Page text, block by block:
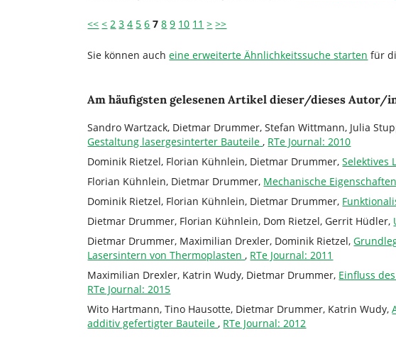
<< < 2 3 4 5 6 7 8 9 10 11 > >>
Sie können aucheine erweiterte Ähnlichkeitssuche starten für
Am häufigsten gelesenen Artikel dieser/dieses Autor/
Sandro Wartzack, Dietmar Drummer, Stefan Wittmann, Julia
Gestaltung lasergesinterter Bauteile, RTe Journal: 2010
Dominik Rietzel, Florian Kühnlein, Dietmar Drummer,Selektives
Florian Kühnlein, Dietmar Drummer, Mechanische
Dominik Rietzel, Florian Kühnlein, Dietmar Drummer,
Dietmar Drummer, Florian Kühnlein, Dom Rietzel, Gerrit Hüdler,
Dietmar Drummer, Maximilian Drexler, Dominik Rietzel,
Lasersintern von Thermoplasten, RTe Journal: 2011
Maximilian Drexler, Katrin Wudy, Dietmar Drummer, Einfluss
RTe Journal: 2015
Wito Hartmann, Tino Hausotte, Dietmar Drummer, Katrin Wudy,
additiv gefertigter Bauteile, RTe Journal: 2012